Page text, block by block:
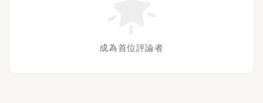
成為首位評論者